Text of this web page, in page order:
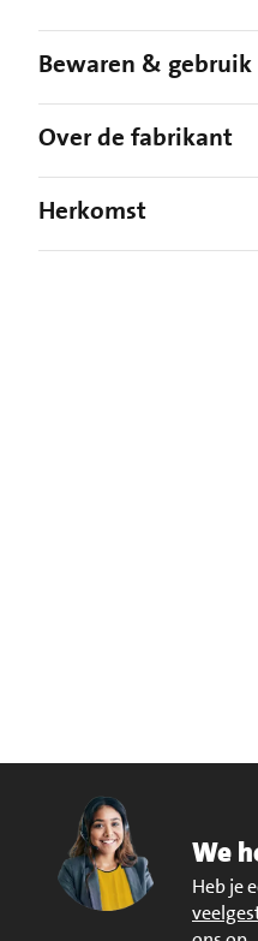
Bewaren & gebruik
Over de fabrikant
Herkomst
We
Heb je